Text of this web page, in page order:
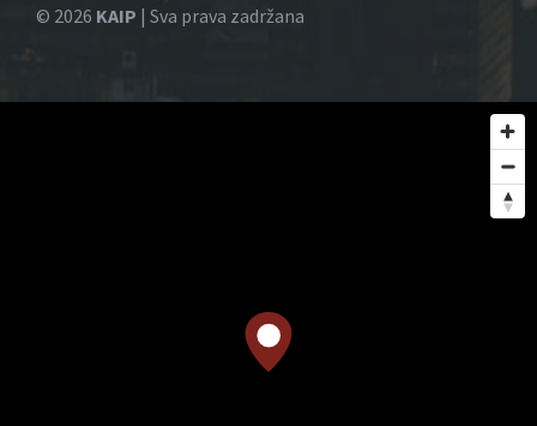
© 2026 KAIP | Sva prava zadržana